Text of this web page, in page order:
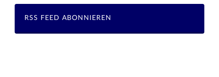
RSS FEED ABONNIEREN